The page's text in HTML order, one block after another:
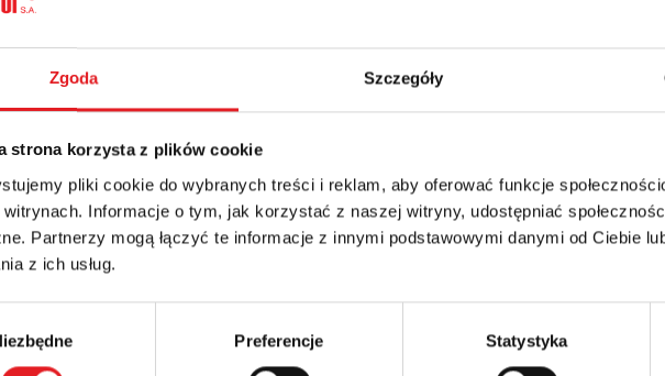
Zgoda Szczegóły
strona korzysta z plików cookie
pliki cookie do wybranych treści i reklam, aby oferować funkcje
Informacje o tym, jak korzystać z naszej witryny, udostępniać
Partnerzy mogą łączyć te informacje z innymi podstawowymi danymi od Ciebie
z ich usług.
Preferencje Statystyka
IP 00
Zapytaj o szczegóły oferty